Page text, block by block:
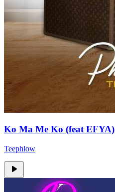
Ko Ma Me Ko (feat EFYA)
Teephlow